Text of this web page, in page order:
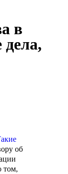
в
дела,
об
том,